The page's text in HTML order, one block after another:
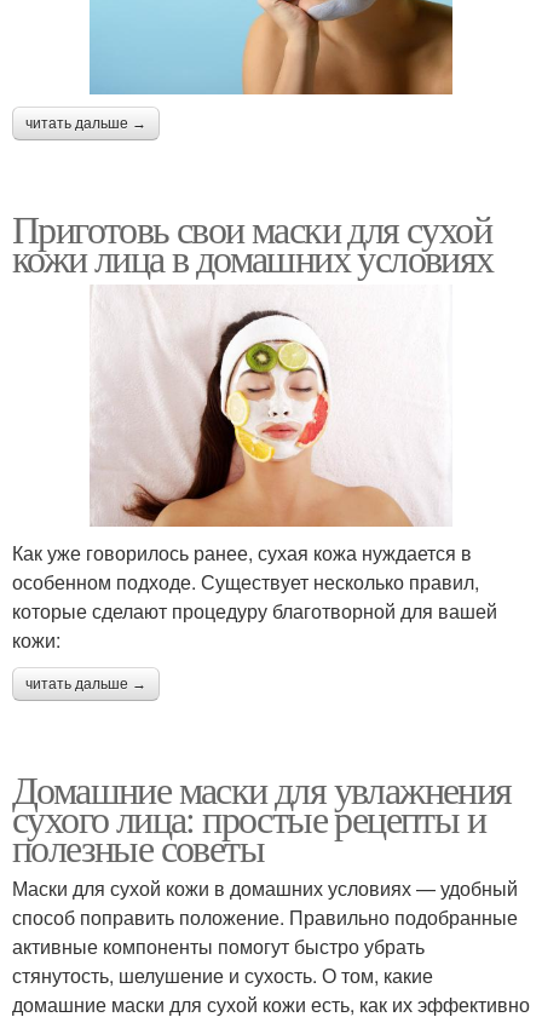
читать дальше →
Приготовь свои маски для сухой
кожи лица в домашних условиях
Как уже говорилось ранее, сухая кожа нуждается в
особенном подходе. Существует несколько правил,
которые сделают процедуру благотворной для вашей
кожи:
читать дальше →
Домашние маски для увлажнения
сухого лица: простые рецепты и
полезные советы
Маски для сухой кожи в домашних условиях — удобный
способ поправить положение. Правильно подобранные
активные компоненты помогут быстро убрать
стянутость, шелушение и сухость. О том, какие
домашние маски для сухой кожи есть, как их эффективно